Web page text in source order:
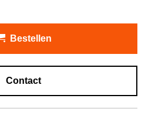
Bestellen
Contact